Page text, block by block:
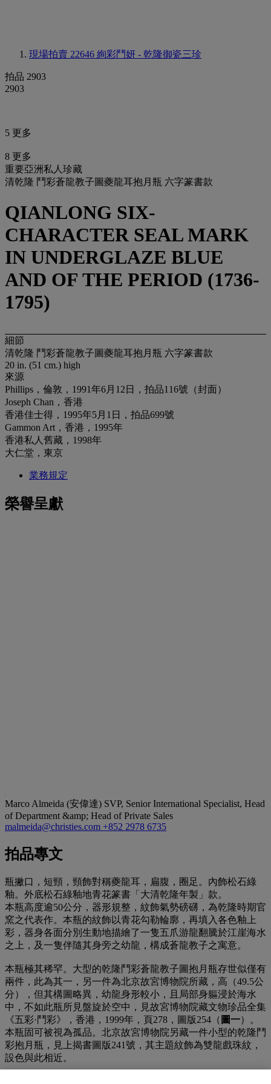
現場拍賣 22646 絢彩鬥妍 - 乾隆御瓷三珍
拍品 2903
2903
5 更多
8 更多
重要亞洲私人珍藏
清乾隆 鬥彩蒼龍教子圖夔龍耳抱月瓶 六字篆書款
QIANLONG SIX-
CHARACTER SEAL MARK
IN UNDERGLAZE BLUE
AND OF THE PERIOD (1736-
1795)
細節
清乾隆 鬥彩蒼龍教子圖夔龍耳抱月瓶 六字篆書款
20 in. (51 cm.) high
來源
Phillips，倫敦，1991年6月12日，拍品116號（封面）
Joseph Chan，香港
香港佳士得，1995年5月1日，拍品699號
Gammon Art，香港，1995年
香港私人舊藏，1998年
大仁堂，東京
業務規定
榮譽呈獻
Marco Almeida (安偉達) SVP, Senior International Specialist, Head
of Department &amp; Head of Private Sales
malmeida@christies.com +852 2978 6735
拍品專文
瓶撇口，短頸，頸飾對稱夔龍耳，扁腹，圈足。內飾松石綠
釉。外底松石綠釉地青花篆書「大清乾隆年製」款。
本瓶高度逾50公分，器形規整，紋飾氣勢磅礴，為乾隆時期官
窯之代表作。本瓶的紋飾以青花勾勒輪廓，再填入各色釉上
彩，器身各面分別生動地描繪了一隻五爪游龍翻騰於江崖海水
之上，及一隻伴隨其身旁之幼龍，構成蒼龍教子之寓意。
本瓶極其稀罕。大型的乾隆鬥彩蒼龍教子圖抱月瓶存世似僅有
兩件，此為其一，另一件為北京故宮博物院所藏，高（49.5公
分），但其構圖略異，幼龍身形較小，且局部身軀浸於海水
中，不如此瓶所見盤旋於空中，見故宮博物院藏文物珍品全集
《五彩·鬥彩》，香港，1999年，頁278，圖版254（ 圖一）。
本瓶固可被視為孤品。北京故宮博物院另藏一件小型的乾隆鬥
彩抱月瓶，見上揭書圖版241號，其主題紋飾為雙龍戲珠紋，
設色與此相近。